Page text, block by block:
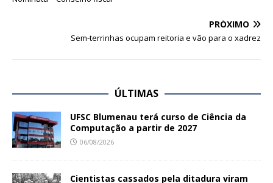
PRÓXIMO
Sem-terrinhas ocupam reitoria e vão para o xadrez
ÚLTIMAS
UFSC Blumenau terá curso de Ciência da
Computação a partir de 2027
06/08/2026
Cientistas cassados pela ditadura viram